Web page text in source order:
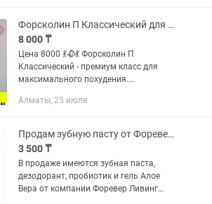
Форсколин П Классический для похудения ОРИГИНАЛ
8 000 ₸
Цена 8000 💃🥀💃 Форсколин П
Классический - премиум класс для
максимального похудения.
худеющих . не имеет побочных
Колеуса...
Алматы, 25 июля
Продам зубную пасту от Форевер Ливинг Продукт
3 500 ₸
В продаже имеются зубная паста,
дезодорант, пробиотик и гель Алое
Вера от компании Форевер Ливинг